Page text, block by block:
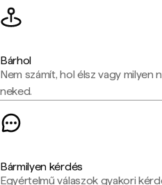
Bárhol
Nem számít, hol élsz vagy milyen
neked.
Bármilyen kérdés
Egyértelmű válaszok gyakori